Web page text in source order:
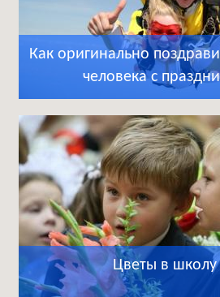
Как оригинально
человека с
Цветы в школу